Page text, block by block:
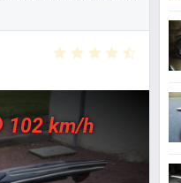
102 km/h